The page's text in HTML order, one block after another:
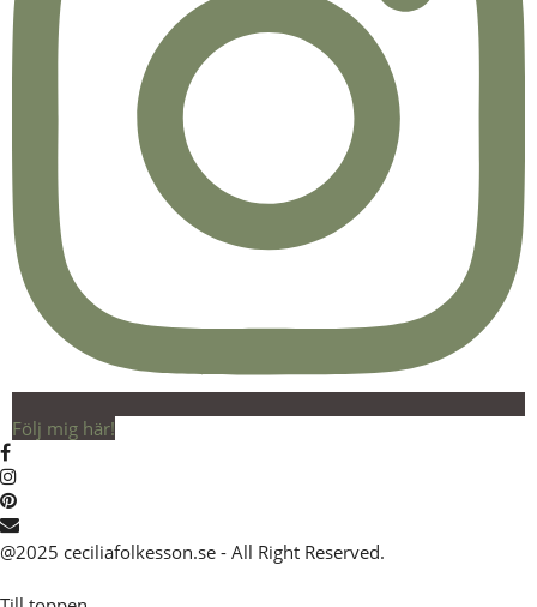
Följ mig här!
@2025 ceciliafolkesson.se - All Right Reserved.